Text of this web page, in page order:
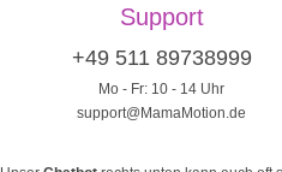
Support
+49 511 89738999
Mo - Fr: 10 - 14 Uhr
support@MamaMotion.de